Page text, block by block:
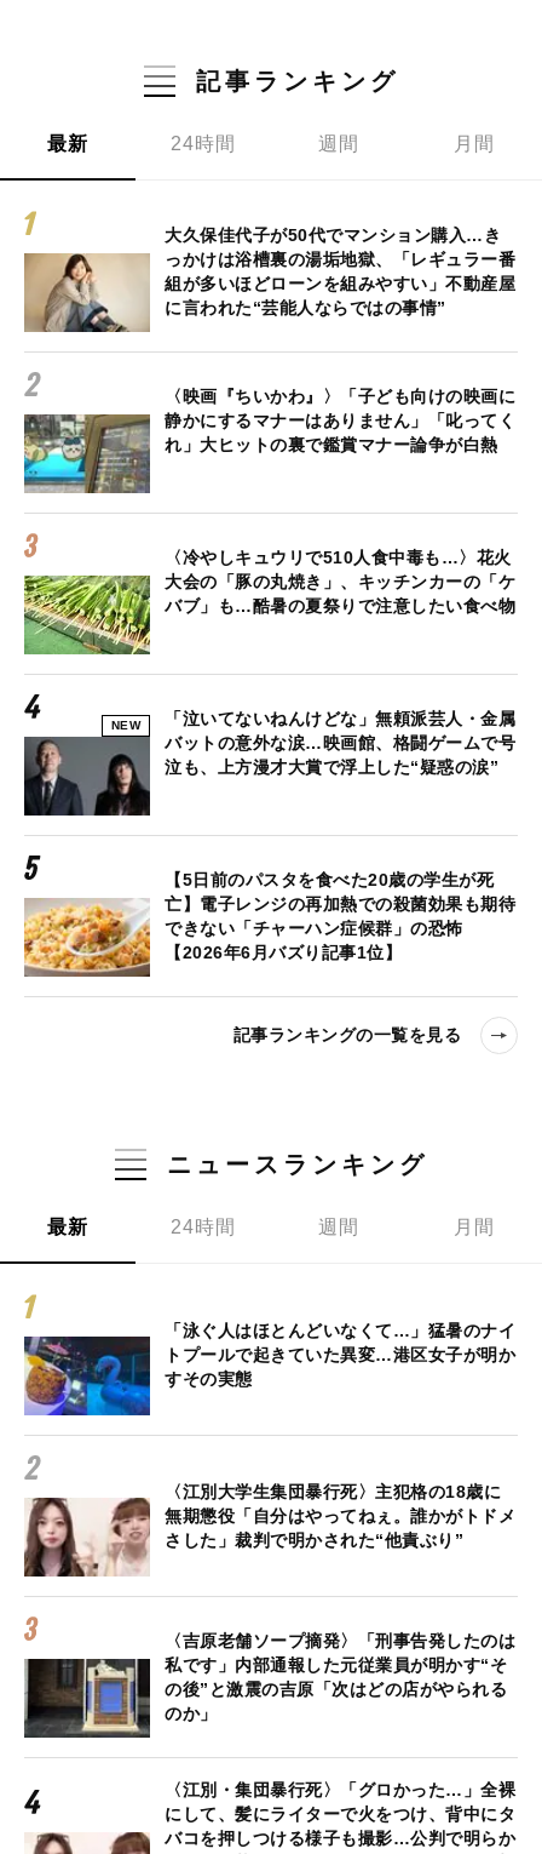
記事ランキング
最新 24時間 週間 月間
大久保佳代子が50代でマンション購入…き
っかけは浴槽裏の湯垢地獄、「レギュラー番
組が多いほどローンを組みやすい」不動産屋
に言われた“芸能人ならではの事情”
〈映画『ちいかわ』〉「子ども向けの映画に
静かにするマナーはありません」「叱ってく
れ」大ヒットの裏で鑑賞マナー論争が白熱
〈冷やしキュウリで510人食中毒も…〉花火
大会の「豚の丸焼き」、キッチンカーの「ケ
バブ」も…酷暑の夏祭りで注意したい食べ物
NEW
「泣いてないねんけどな」無頼派芸人・金属
バットの意外な涙…映画館、格闘ゲームで号
泣も、上方漫才大賞で浮上した“疑惑の涙”
【5日前のパスタを食べた20歳の学生が死
亡】電子レンジの再加熱での殺菌効果も期待
できない「チャーハン症候群」の恐怖
【2026年6月バズり記事1位】
記事ランキングの一覧を見る
ニュースランキング
最新 24時間 週間 月間
「泳ぐ人はほとんどいなくて…」猛暑のナイ
トプールで起きていた異変…港区女子が明か
すその実態
〈江別大学生集団暴行死〉主犯格の18歳に
無期懲役「自分はやってねぇ。誰かがトドメ
さした」裁判で明かされた“他責ぶり”
〈吉原老舗ソープ摘発〉「刑事告発したのは
私です」内部通報した元従業員が明かす“そ
の後”と激震の吉原「次はどの店がやられる
のか」
〈江別・集団暴行死〉「グロかった…」全裸
にして、髪にライターで火をつけ、背中にタ
バコを押しつける様子も撮影…公判で明らか